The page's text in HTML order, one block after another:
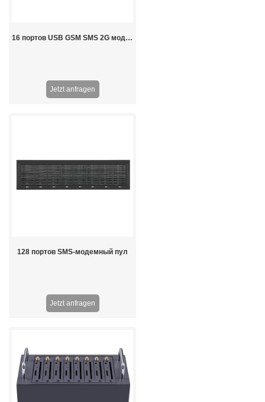
16 портов USB GSM SMS 2G модем
Jetzt anfragen
128 портов SMS-модемный пул
Jetzt anfragen